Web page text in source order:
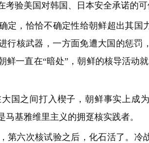
验美国对韩国、日本安全承诺的可
定，恰恰不确定性给朝鲜超出其国
行核武器，一方面免遭大国的惩罚
鲜一直在“暗处”，朝鲜的核导活动
国之间打入楔子，朝鲜事实上成
基雅维里主义的拥趸核实践者。
第六次核试验之后，化石活了。冷